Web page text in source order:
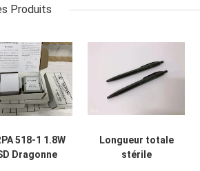
Produits
518-1 1.8W
Dragonne
Longueur totale
stérile